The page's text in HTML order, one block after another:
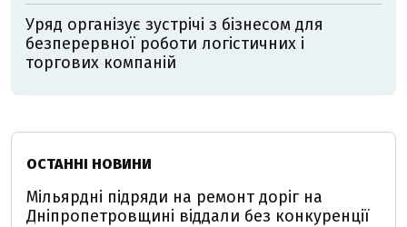
Уряд організує зустрічі з бізнесом для
безперервної роботи логістичних і
торгових компаній
ОСТАННІ НОВИНИ
Мільярдні підряди на ремонт доріг на
Дніпропетровщині віддали без конкуренції